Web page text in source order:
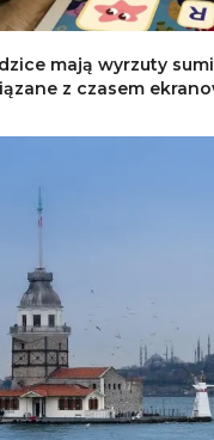
mają wyrzuty
z czasem